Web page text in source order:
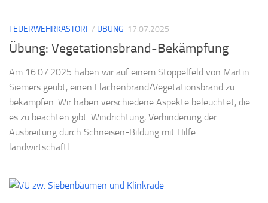
FEUERWEHRKASTORF/ ÜBUNG 17.07.2025
Übung: Vegetationsbrand-Bekämpfung
Am 16.07.2025 haben wir auf einem Stoppelfeld von Martin
Siemers geübt, einen Flächenbrand/Vegetationsbrand zu
bekämpfen. Wir haben verschiedene Aspekte beleuchtet, die
es zu beachten gibt: Windrichtung, Verhinderung der
Ausbreitung durch Schneisen-Bildung mit Hilfe
landwirtschaftl....